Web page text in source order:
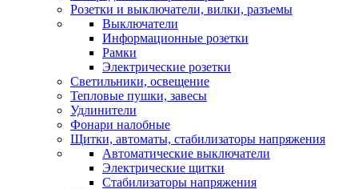
Розетки и выключатели, вилки, разъемы
Выключатели
Информационные розетки
Рамки
Электрические розетки
Светильники, освещение
Тепловые пушки, завесы
Удлинители
Фонари налобные
Щитки, автоматы, стабилизаторы напряжения
Автоматические выключатели
Электрические щитки
Стабилизаторы напряжения